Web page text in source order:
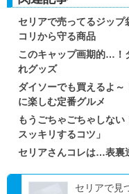
セリアで売ってるジッ
コリから守る商品
このキャップ画期的…！
れグッズ
ダイソーでも買えるよ
に楽しむ定番グルメ
もうごちゃごちゃしな
スッキリするコツ」
セリアさんコレは…表裏
セリアで見